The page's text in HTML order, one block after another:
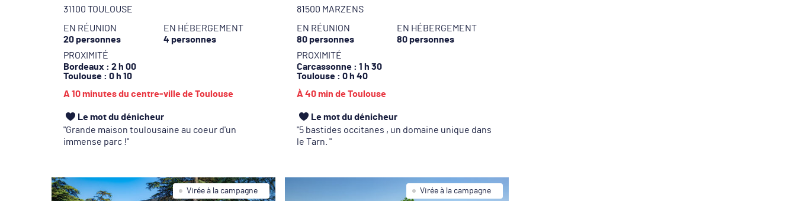
31100 TOULOUSE
EN RÉUNION
20 personnes
EN HÉBERGEMENT
4 personnes
PROXIMITÉ
Bordeaux : 2 h 00
Toulouse : 0 h 10
A 10 minutes du centre-ville de Toulouse
Le mot du dénicheur
Grande maison toulousaine au coeur d'un
immense parc !
81500 MARZENS
EN RÉUNION
80 personnes
EN HÉBERGEMENT
80 personnes
PROXIMITÉ
Carcassonne: 1 h 30
Toulouse: 0 h 40
À 40 min de Toulouse
Le mot du dénicheur
5 bastides occitanes , un domaine unique dans
le Tarn.
Virée à la campagne Virée à la campagne